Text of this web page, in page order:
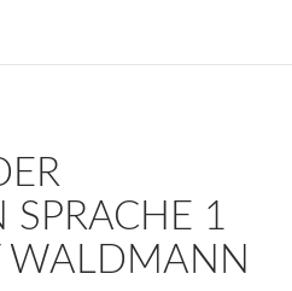
SPRACHE 1
WALDMANN